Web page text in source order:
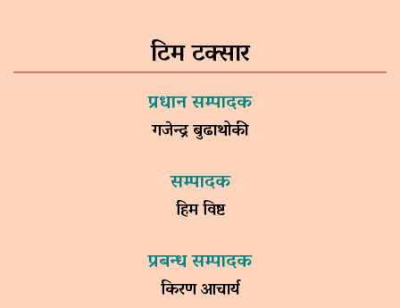
टिम टक्सार
प्रधान सम्पादक
गजेन्द्र बुढाथोकी
सम्पादक
हिम विष्ट
प्रबन्ध सम्पादक
किरण आचार्य